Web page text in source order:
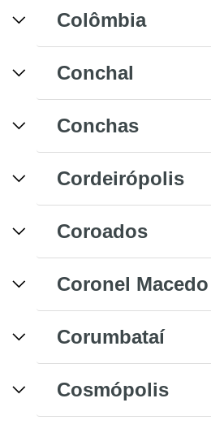
Colômbia
Conchal
Conchas
Cordeirópolis
Coroados
Coronel Macedo
Corumbataí
Cosmópolis